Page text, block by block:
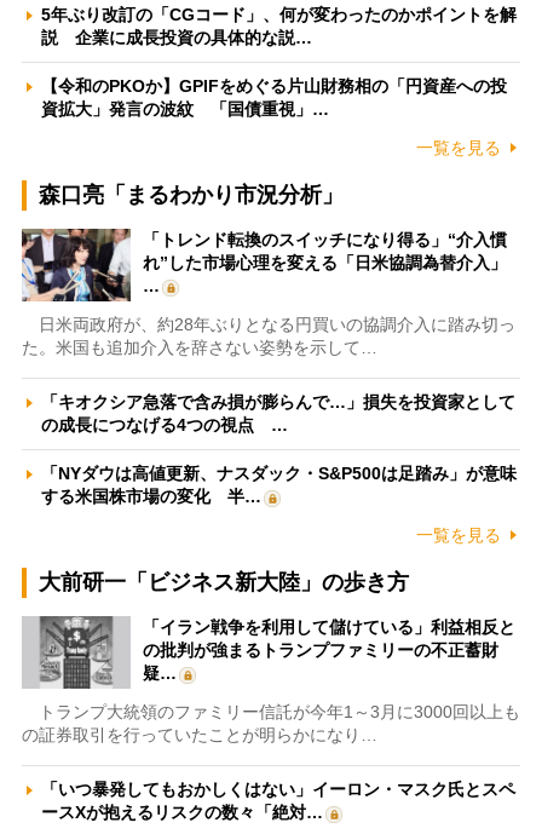
5年ぶり改訂の「CGコード」、何が変わったのかポイントを解
説 企業に成長投資の具体的な説…
【令和のPKOか】GPIFをめぐる片山財務相の「円資産への投
資拡大」発言の波紋 「国債重視」…
一覧を見る
森口亮「まるわかり市況分析」
「トレンド転換のスイッチになり得る」“介入慣
れ”した市場心理を変える「日米協調為替介入」
…
日米両政府が、約28年ぶりとなる円買いの協調介入に踏み切っ
た。米国も追加介入を辞さない姿勢を示して…
「キオクシア急落で含み損が膨らんで…」損失を投資家として
の成長につなげる4つの視点 …
「NYダウは高値更新、ナスダック・S&P500は足踏み」が意味
する米国株市場の変化 半…
一覧を見る
大前研一「ビジネス新大陸」の歩き方
「イラン戦争を利用して儲けている」利益相反と
の批判が強まるトランプファミリーの不正蓄財
疑…
トランプ大統領のファミリー信託が今年1～3月に3000回以上も
の証券取引を行っていたことが明らかになり…
「いつ暴発してもおかしくはない」イーロン・マスク氏とスペ
ースXが抱えるリスクの数々「絶対…